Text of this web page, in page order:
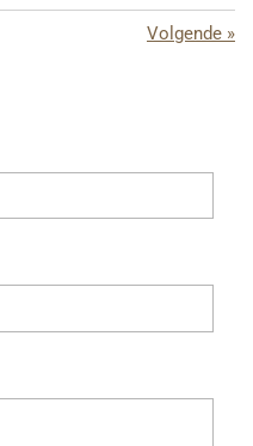
Volgende »